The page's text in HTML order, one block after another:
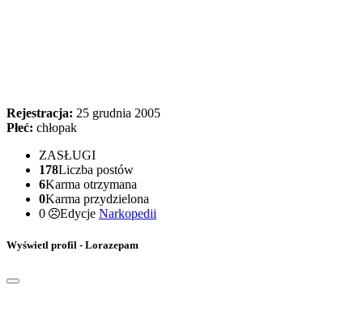
Rejestracja: 25 grudnia 2005
Płeć: chłopak
ZASŁUGI
178Liczba postów
6Karma otrzymana
0Karma przydzielona
0
Edycje Narkopedii
Wyświetl profil - Lorazepam